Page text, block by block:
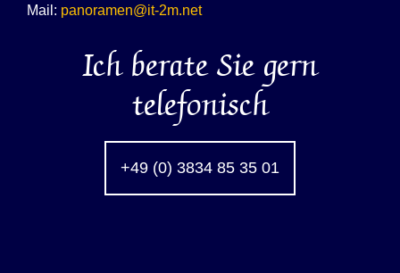
Mail: panoramen@it-2m.net
Ich berate Sie gern
telefonisch
+49 (0) 3834 85 35 01